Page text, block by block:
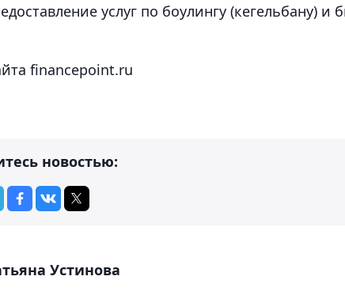
услуг по боулингу (кегельбану) и
financepoint.ru
новостью:
Устинова